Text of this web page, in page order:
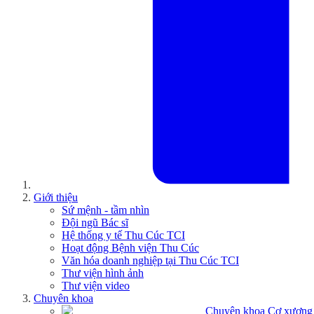
Giới thiệu
Sứ mệnh - tầm nhìn
Đội ngũ Bác sĩ
Hệ thống y tế Thu Cúc TCI
Hoạt động Bệnh viện Thu Cúc
Văn hóa doanh nghiệp tại Thu Cúc TCI
Thư viện hình ảnh
Thư viện video
Chuyên khoa
Chuyên khoa Cơ